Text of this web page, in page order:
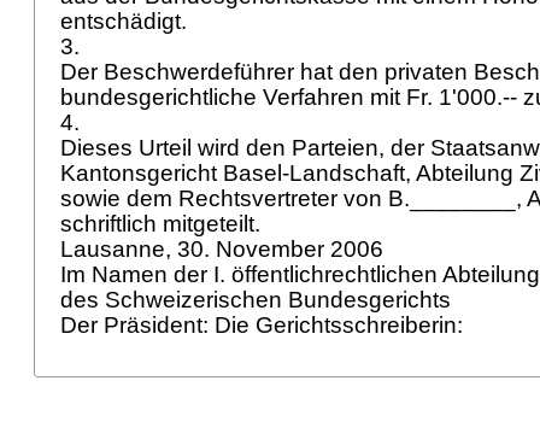
entschädigt.
3.
Der Beschwerdeführer hat den privaten
bundesgerichtliche Verfahren mit Fr. 1'000.--
4.
Dieses Urteil wird den Parteien, der
Kantonsgericht Basel-Landschaft, Abteilung
sowie dem Rechtsvertreter von B.________,
schriftlich mitgeteilt.
Lausanne, 30. November 2006
Im Namen der I. öffentlichrechtlichen
des Schweizerischen Bundesgerichts
Der Präsident: Die Gerichtsschreiberin: